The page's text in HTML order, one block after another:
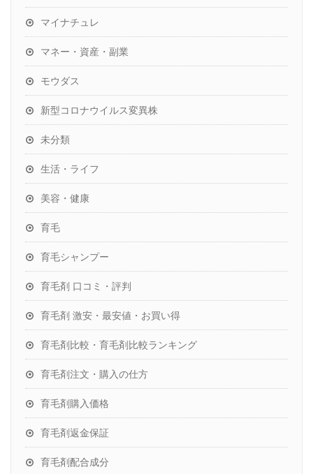
マイナチュレ
マネー・資産・副業
モウダス
新型コロナウイルス変異株
未分類
生活・ライフ
美容・健康
育毛
育毛シャンプー
育毛剤 口コミ・評判
育毛剤 激安・最安値・お買い得
育毛剤比較・育毛剤比較ランキング
育毛剤注文・購入の仕方
育毛剤購入価格
育毛剤返金保証
育毛剤配合成分